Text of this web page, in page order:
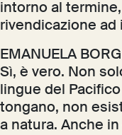
intorno al
rivendicazione ad
EMANUELA
Sì, è vero. Non
lingue del
tongano, non
a natura. Anche